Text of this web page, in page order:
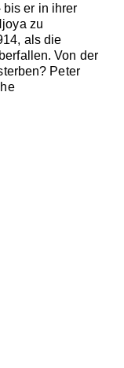
er in ihrer
zu
als die
Von der
Peter